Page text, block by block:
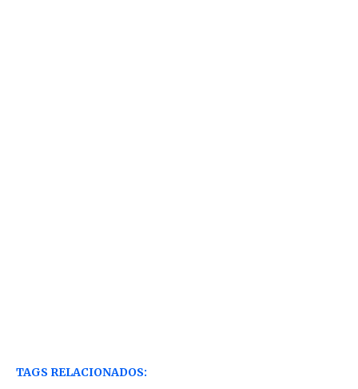
TAGS RELACIONADOS: